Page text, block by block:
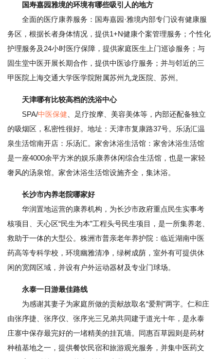
国寿嘉园雅境的环境有哪些吸引人的地方
全面的医疗康养服务：国寿嘉园·雅境内部专门设有健康服
务区，根据长者身体情况，提供1+N健康个案管理服务；个性化
护理服务及24小时医疗保障，提供家庭医生上门巡诊服务；与
固生堂中医开展长期合作，提供中医诊疗服务；并与邻近的三
甲医院上海交通大学医学院附属苏州九龙医院、苏州。
天津哪有比较高档的洗浴中心
SPA/中医保健 、足疗按摩、美容美体等，内部还配备独立
的吸烟区，私密性很好。地址：天津市复康路37号。乐汤汇温
泉生活馆南开店：乐汤汇。家舍沐浴生活馆：家舍沐浴生活馆
是一座4000余平方米的娱乐康养休闲综合生活馆，也是一家轻
奢风的汤泉馆。家舍沐浴生活馆设施齐全，集沐浴。
长沙市内养老院哪家好
华润置地运营的康养机构，为长沙市政府重点民生实事考
核项目、天心区“民生为本”工程头号民生项目，是一所集养老、
救助于一体的大型公。株洲市普亲老年养护院：临近湖南中医
药高等专科学校，环境幽雅清净，绿树成荫，室外有可提供休
闲的宽阔区域，并设有户外运动器材及专业门球场。
永泰一日游最佳路线
为感谢其妻子为家庭所做的贡献故取名“爱荆”两字。仁和庄
由张序捷、张序仪、张序光三兄弟共同建于道光十年，是永泰
庄寨中保存最完好的一堵精美的挂瓦墙。同惠百草园则是药材
种植基地之一，提供餐饮民宿和旅游观光服务，并集中医药文